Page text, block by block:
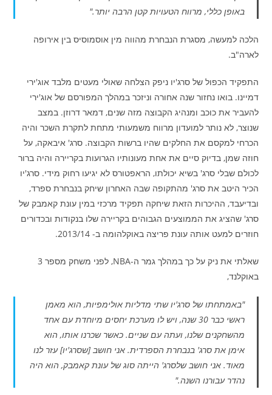
באופן כללי, מרווח הטעויות קטן הרבה יותר."
הלכה למעשה, מסגרת הנבחרת מהווה מין אוסמוסיס בין אירופה
לארה"ב.
התפקיד הכפול של סרג'יו ניפק הצלחה שאולי מעטים מלבד אוג'ירי
דמיינו. בואו נחזור שנה אחורה וניזכר במהלך המפורסם של אוג'ירי
להעביר את כוכב ומנהיג הקבוצה מזה שנים, דמאר דרוזן. במצב
שנוצר, לא נותר למועדון מרווח משמעותי מתחת לתקרת השכר והיה
הכרחי למקסם את החלקים שהיו ברשות הקבוצה. סרג' איבאקה, על
חוזה שמן, בדיוק סיים את אחת מעונותיו הגרועות בקריירה והיה ברור
לכולם שבלי סרג' בשיא יכולתו, הראפטורס לא יגיעו רחוק מידי. סרג'יו
הכיר היטב את סרג' מהתקופה שבה האחרון שיחק בנבחרת ספרד,
ובדיעבד, ההיכרות הזאת שיחקה תפקיד מרכזי במין עונת קאמבק של
סרג' שהציג את הממוצעים הגבוהים בקריירה שלו בנקודות ובכדורים
חוזרים למעט אותה עונת פריצה באוקלהומה ב- 2013/14.
שאלתי את ניק על כך במהלך גמר ה-NBA, לפני משחק מספר 3
באוקלנד,
"באמתחתו של סרג'יו שתי מדליות אולימפיות, הוא מאמן
ראשי כבר 30 שנה, ויש לו מערכת יחסים מיוחדת עם אחד
מהשחקנים שלנו, ועתה עם שניים. כאשר שכרנו אותו, הוא
אימן את סרג' בנבחרת הספרדית. אני חושב [שסרג'יו] עזר לנו
מאוד. אני חושב שלסרג' הייתה סוג של עונת קאמבק, הוא היה
נהדר עבורנו השנה."